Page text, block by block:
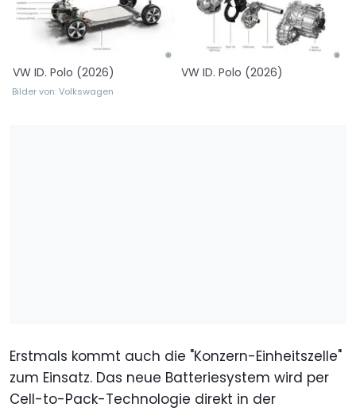
VW ID. Polo (2026) VW ID. Polo (2026)
Bilder von: Volkswagen
Erstmals kommt auch die "Konzern-Einheitszelle"
zum Einsatz. Das neue Batteriesystem wird per
Cell-to-Pack-Technologie direkt in der